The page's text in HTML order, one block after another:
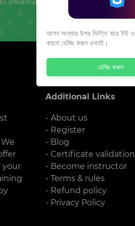
your
Additional Links
- About us
- Register
- Blog
- Certificate validation
- Become instructor
- Terms & rules
- Refund policy
- Privacy Policy
আসন সংখ্যার উপর ভিত্তি করে ইউ
করতে রেজিঃ করুন এখনই।
রেজিঃ করুন